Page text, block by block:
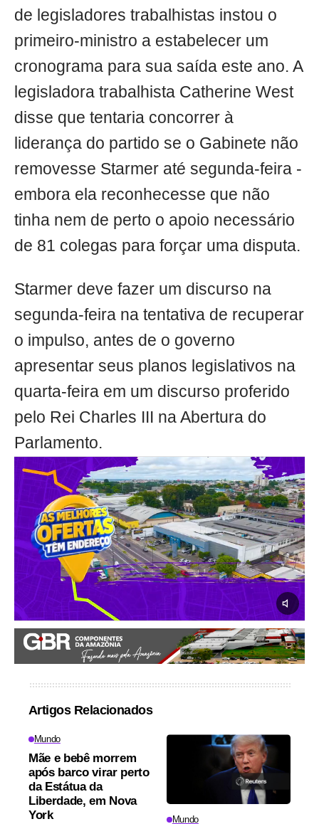
de legisladores trabalhistas instou o
primeiro-ministro a estabelecer um
cronograma para sua saída este ano. A
legisladora trabalhista Catherine West
disse que tentaria concorrer à
liderança do partido se o Gabinete não
removesse Starmer até segunda-feira -
embora ela reconhecesse que não
tinha nem de perto o apoio necessário
de 81 colegas para forçar uma disputa.
Starmer deve fazer um discurso na
segunda-feira na tentativa de recuperar
o impulso, antes de o governo
apresentar seus planos legislativos na
quarta-feira em um discurso proferido
pelo Rei Charles III na Abertura do
Parlamento.
Artigos Relacionados
Mundo
Mãe e bebê morrem
após barco virar perto
da Estátua da
Liberdade, em Nova
York
Mundo